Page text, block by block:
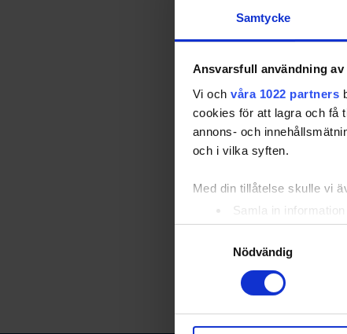
Samtycke
Ansvarsfull användning
Vi och våra 1022 partners
cookies för att lagra och få
annons- och
och i vilka syften.
Med din tillåtelse skulle vi
Samla in
Identifiera din enhet
Ta reda på mer om hur
eller dra tillbaka ditt
sociala medier och
Nödvändig
TV-
TV-
TV-
TV-